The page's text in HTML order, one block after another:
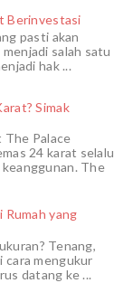
Berinvestasi
pasti akan
salah satu
hak ...
Simak
The Palace
24 karat selalu
The
Rumah yang
Tenang,
cara mengukur
datang ke ...